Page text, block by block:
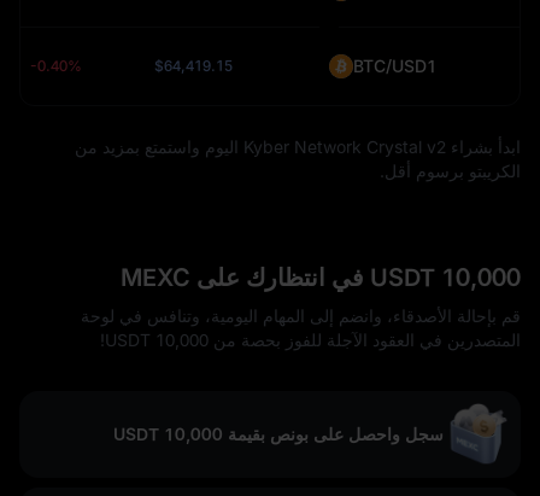
BTC/USD1
$64,419.15
-0.40%
ابدأ بشراء Kyber Network Crystal v2 اليوم واستمتع بمزيد من
الكريبتو برسوم أقل.
10,000 USDT في انتظارك على MEXC
قم بإحالة الأصدقاء، وانضم إلى المهام اليومية، وتنافس في لوحة
المتصدرين في العقود الآجلة للفوز بحصة من 10,000 USDT!
سجل واحصل على بونص بقيمة 10,000 USDT